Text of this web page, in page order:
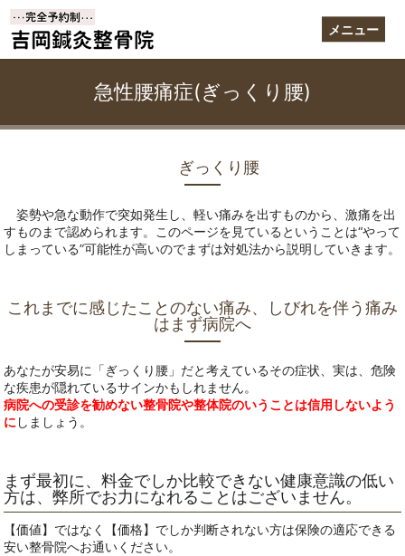
メニュー
急性腰痛症(ぎっくり腰)
ぎっくり腰
姿勢や急な動作で突如発生し、軽い痛みを出すものから、激痛を出
すものまで認められます。このページを見ているということは“やって
しまっている”可能性が高いのでまずは対処法から説明していきます。
これまでに感じたことのない痛み、しびれを伴う痛み
はまず病院へ
あなたが安易に「ぎっくり腰」だと考えているその症状、実は、危険
な疾患が隠れているサインかもしれません。
病院への受診を勧めない整骨院や整体院のいうことは信用しないよう
に しましょう。
まず最初に、料金でしか比較できない健康意識の低い
方は、弊所でお力になれることはございません。
【価値】ではなく【価格】でしか判断されない方は保険の適応できる
安い整骨院へお通いください。